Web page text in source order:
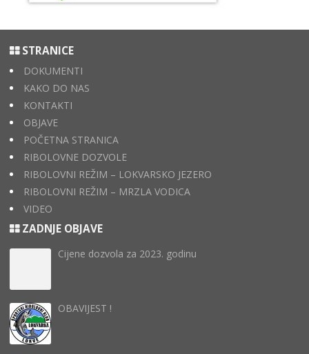
STRANICE
DOKUMENTI
KAKO DO NAS
KONTAKTI
OBJAVE
POČETNA STRANICA
RIBOLOVNE DOZVOLE
RIBOLOVNI REŽIM – LOKVARSKO JEZERO
RIBOLOVNI REŽIM – MRZLA VODICA
VIDEO
ZADNJE OBJAVE
Cijene dozvola za 2023. godinu
OBAVIJEST !